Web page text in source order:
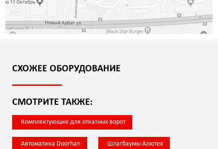
СХОЖЕЕ ОБОРУДОВАНИЕ
СМОТРИТЕ ТАКЖЕ:
Комплектующие для откатных ворот
Автоматика Doorhan Шлагбаумы Алютех